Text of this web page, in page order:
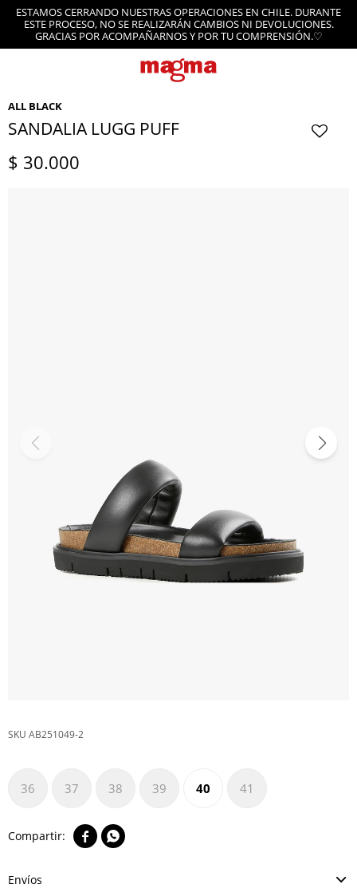
ESTAMOS CERRANDO NUESTRAS OPERACIONES EN CHILE. DURANTE
ESTE PROCESO, NO SE REALIZARÁN CAMBIOS NI DEVOLUCIONES.
GRACIAS POR ACOMPAÑARNOS Y POR TU COMPRENSIÓN.♡
ALL BLACK
SANDALIA LUGG PUFF
$ 30.000
AB251049-2
36 37 38 39 40 41
 
Envíos